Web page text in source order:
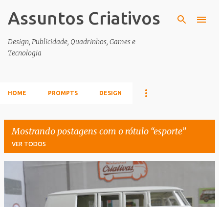
Pular para o conteúdo principal
Assuntos Criativos
Design, Publicidade, Quadrinhos, Games e
Tecnologia
HOME PROMPTS DESIGN
Mostrando postagens com o rótulo esporte
VER TODOS
P
o